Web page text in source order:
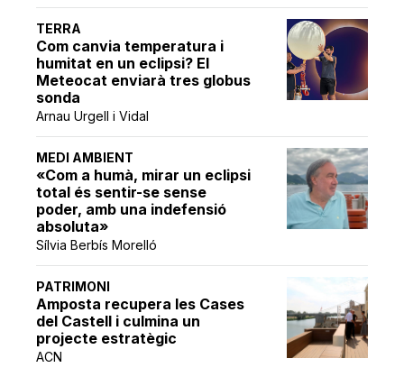
TERRA
Com canvia temperatura i
humitat en un eclipsi? El
Meteocat enviarà tres globus
sonda
Arnau Urgell i Vidal
MEDI AMBIENT
«Com a humà, mirar un eclipsi
total és sentir-se sense
poder, amb una indefensió
absoluta»
Sílvia Berbís Morelló
PATRIMONI
Amposta recupera les Cases
del Castell i culmina un
projecte estratègic
ACN